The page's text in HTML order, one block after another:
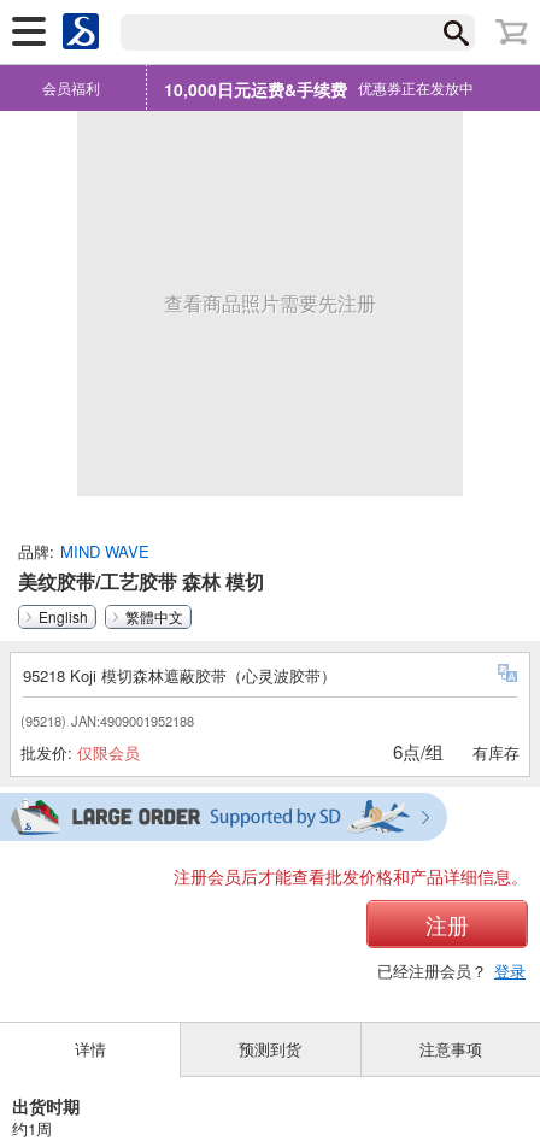
会员福利 10,000日元运费&手续费 优惠券正在发放中
查看商品照片需要先注册
品牌 MIND WAVE
美纹胶带/工艺胶带 森林 模切
English 繁體中文
95218 Koji 模切森林遮蔽胶带（心灵波胶带）
(95218) JAN:4909001952188
批发价: 仅限会员 6点/组 有库存
注册会员后才能查看批发价格和产品详细信息。
注册
已经注册会员？ 登录
详情
出货时期
约1周
预测到货 注意事项